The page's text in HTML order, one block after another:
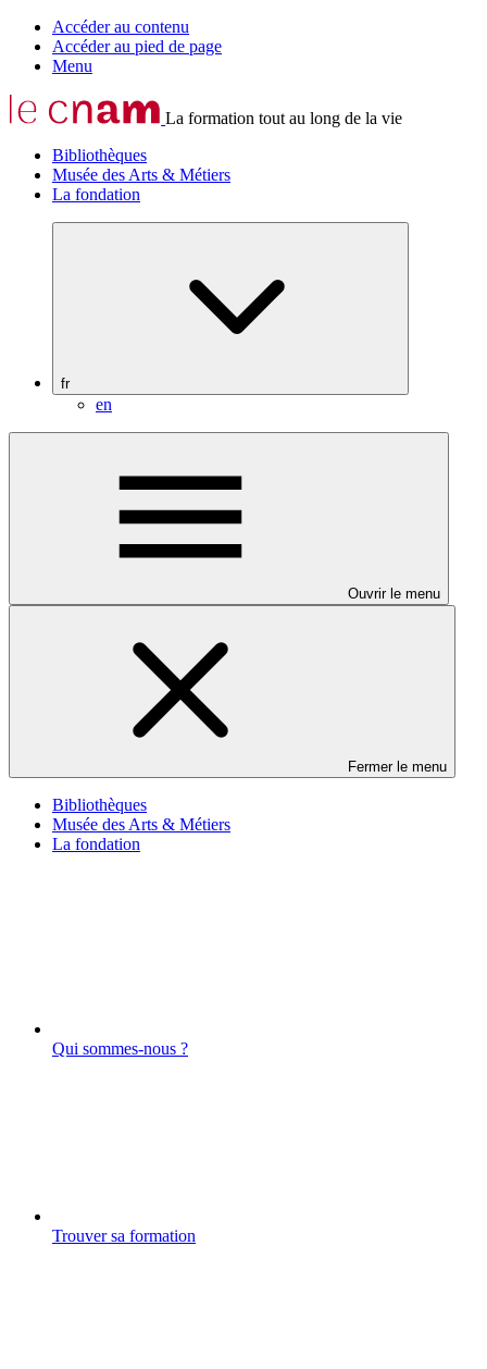
Accéder au contenu
Accéder au pied de page
Menu
La formation tout au long de la vie
Bibliothèques
Musée des Arts & Métiers
La fondation
fr
en
Ouvrir le menu
Fermer le menu
Bibliothèques
Musée des Arts & Métiers
La fondation
Qui sommes-nous ?
Trouver sa formation